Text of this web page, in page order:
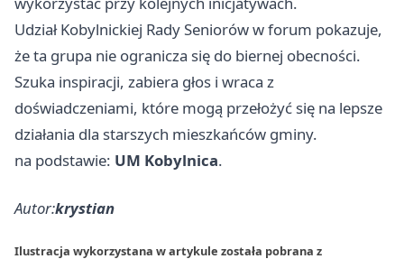
Udział Kobylnickiej Rady Seniorów w forum pokazuje,
że ta grupa nie ogranicza się do biernej obecności.
Szuka inspiracji, zabiera głos i wraca z
doświadczeniami, które mogą przełożyć się na lepsze
działania dla starszych mieszkańców gminy.
na podstawie: UM Kobylnica.
Autor:krystian
Ilustracja wykorzystana w artykule została pobrana z